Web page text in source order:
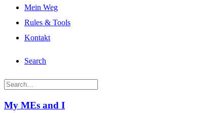
Mein Weg
Rules & Tools
Kontakt
Search
My MEs and I